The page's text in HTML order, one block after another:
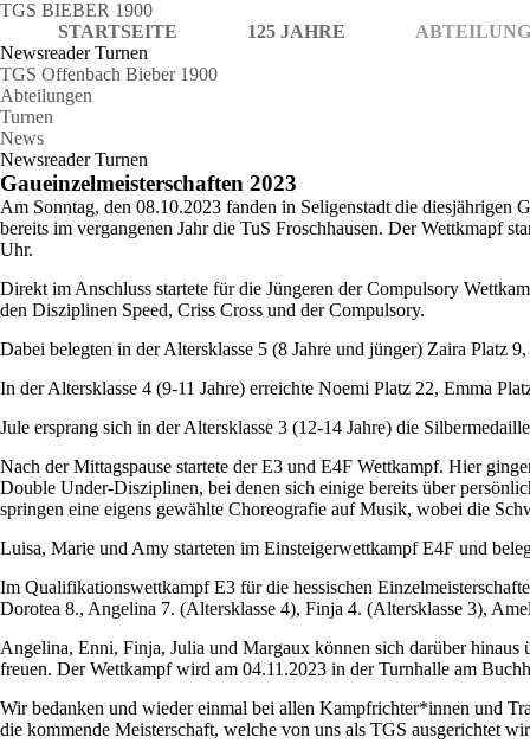
TGS BIEBER 1900
STARTSEITE
125 JAHRE
Newsreader Turnen
TGS Offenbach Bieber 1900
Abteilungen
Turnen
News
Newsreader Turnen
Gaueinzelmeisterschaften 2023
Am Sonntag, den 08.10.2023 fanden in Seligenstadt die diesjährigen
bereits im vergangenen Jahr die TuS Froschhausen. Der Wettkmapf
Uhr.
Direkt im Anschluss startete für die Jüngeren der Compulsory
den Disziplinen Speed, Criss Cross und der Compulsory.
Dabei belegten in der Altersklasse 5 (8 Jahre und jünger) Zaira Platz
In der Altersklasse 4 (9-11 Jahre) erreichte Noemi Platz 22, Emma
Jule ersprang sich in der Altersklasse 3 (12-14 Jahre) die
Nach der Mittagspause startete der E3 und E4F Wettkampf. Hier
Double Under-Disziplinen, bei denen sich einige bereits über
springen eine eigens gewählte Choreografie auf Musik, wobei die
Luisa, Marie und Amy starteten im Einsteigerwettkampf E4F und
Im Qualifikationswettkampf E3 für die hessischen
Dorotea 8., Angelina 7. (Altersklasse 4), Finja 4. (Altersklasse 3),
Angelina, Enni, Finja, Julia und Margaux können sich darüber hinaus
freuen. Der Wettkampf wird am 04.11.2023 in der Turnhalle am
Wir bedanken und wieder einmal bei allen Kampfrichter*innen und
die kommende Meisterschaft, welche von uns als TGS ausgerichtet